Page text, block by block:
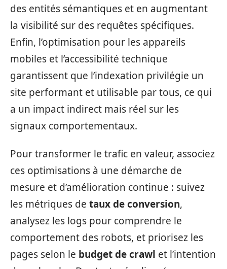
des entités sémantiques et en augmentant
la visibilité sur des requêtes spécifiques.
Enfin, l’optimisation pour les appareils
mobiles et l’accessibilité technique
garantissent que l’indexation privilégie un
site performant et utilisable par tous, ce qui
a un impact indirect mais réel sur les
signaux comportementaux.
Pour transformer le trafic en valeur, associez
ces optimisations à une démarche de
mesure et d’amélioration continue : suivez
les métriques de taux de conversion,
analysez les logs pour comprendre le
comportement des robots, et priorisez les
pages selon le budget de crawl et l’intention